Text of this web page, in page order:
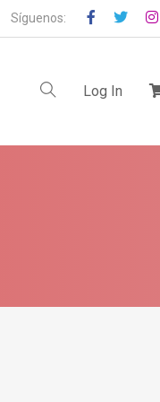
Síguenos:
Log In